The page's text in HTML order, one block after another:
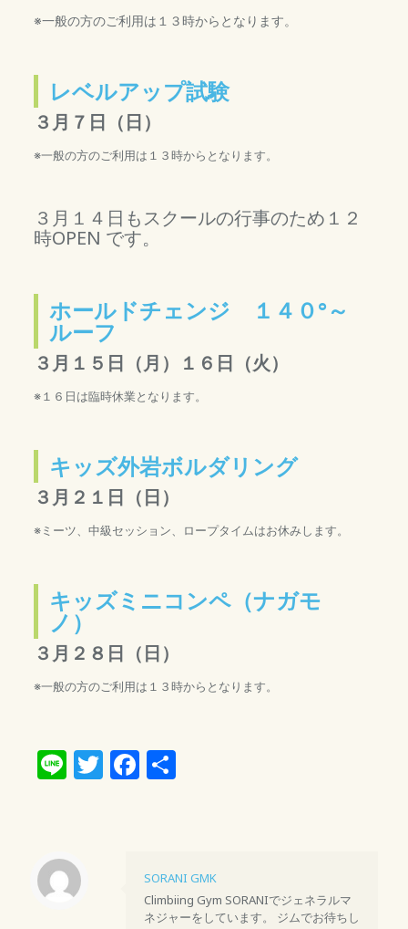
※一般の方のご利用は１３時からとなります。
レベルアップ試験
３月７日（日）
※一般の方のご利用は１３時からとなります。
３月１４日もスクールの行事のため１２
時OPEN です。
ホールドチェンジ １４０°～
ルーフ
３月１５日（月）１６日（火）
※１６日は臨時休業となります。
キッズ外岩ボルダリング
３月２１日（日）
※ミーツ、中級セッション、ロープタイムはお休みします。
キッズミニコンペ（ナガモ
ノ）
３月２８日（日）
※一般の方のご利用は１３時からとなります。
LineTwitter
Facebook
共
SORANI GMK
Climbiing Gym SORANIでジェネラルマ
ネジャーをしています。 ジムでお待ちし